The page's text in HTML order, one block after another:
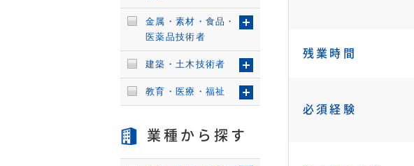
残業時間
必須経験
金属・素材・食品・
医薬品技術者
建築・土木技術者
教育・医療・福祉
業種から探す